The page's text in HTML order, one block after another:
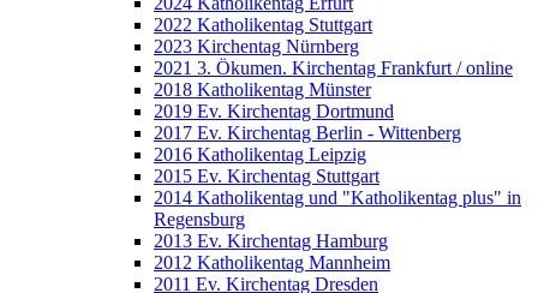
2022 Katholikentag Stuttgart
2023 Kirchentag Nürnberg
2021 3. Ökumen. Kirchentag Frankfurt / online
2018 Katholikentag Münster
2019 Ev. Kirchentag Dortmund
2017 Ev. Kirchentag Berlin - Wittenberg
2016 Katholikentag Leipzig
2015 Ev. Kirchentag Stuttgart
2014 Katholikentag und "Katholikentag plus" in
Regensburg
2013 Ev. Kirchentag Hamburg
2012 Katholikentag Mannheim
2011 Ev. Kirchentag Dresden